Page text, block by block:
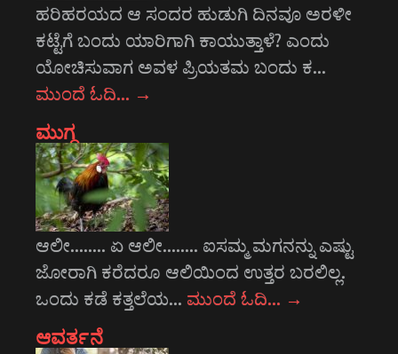
ಹರಿಹರಯದ ಆ ಸಂದರ ಹುಡುಗಿ ದಿನವೂ ಅರಳೀ
ಕಟ್ಟೆಗೆ ಬಂದು ಯಾರಿಗಾಗಿ ಕಾಯುತ್ತಾಳೆ? ಎಂದು
ಯೋಚಿಸುವಾಗ ಅವಳ ಪ್ರಿಯತಮ ಬಂದು ಕ…
ಮುಂದೆ ಓದಿ… →
ಮುಗ್ಧ
ಆಲೀ........ ಏ ಆಲೀ........ ಐಸಮ್ಮ ಮಗನನ್ನು ಎಷ್ಟು
ಜೋರಾಗಿ ಕರೆದರೂ ಆಲಿಯಿಂದ ಉತ್ತರ ಬರಲಿಲ್ಲ.
ಒಂದು ಕಡೆ ಕತ್ತಲೆಯ… ಮುಂದೆ ಓದಿ… →
ಆವರ್ತನೆ